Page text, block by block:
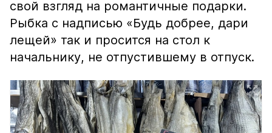
свой взгляд на романтичные подарки.
Рыбка с надписью «Будь добрее, дари
лещей» так и просится на стол к
начальнику, не отпустившему в отпуск.